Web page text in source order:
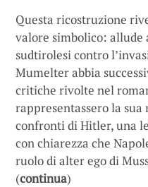
Questa ricostruzione
valore simbolico: allude
sudtirolesi contro
Mumelter abbia
critiche rivolte nel
rappresentassero la sua
confronti di Hitler, una
con chiarezza che
ruolo di alter ego di
(continua)